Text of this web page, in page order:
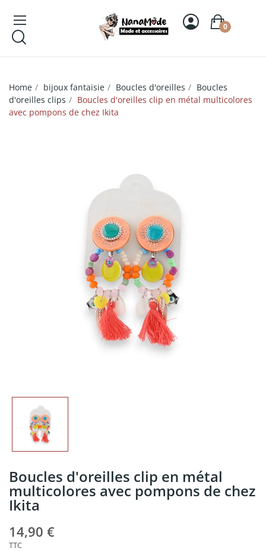
0
Home bijoux fantaisie Boucles d'oreilles
Boucles
d'oreilles clips
Boucles d'oreilles clip en métal multicolores
avec pompons de chez Ikita
Boucles d'oreilles clip en métal
multicolores avec pompons de chez
Ikita
14,90 €
TTC